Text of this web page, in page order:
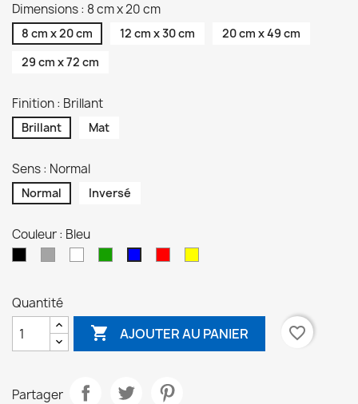
Dimensions : 8 cm x 20 cm
8 cm x 20 cm 12 cm x 30 cm
20 cm x 49 cm
29 cm x 72 cm
Finition : Brillant
Brillant Mat
Sens : Normal
Normal Inversé
Couleur : Bleu
Quantité
 AJOUTER AU PANIER favorite_border
Partager